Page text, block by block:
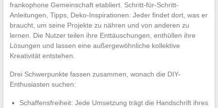
frankophone Gemeinschaft etabliert. Schritt-für-Schritt-
Anleitungen, Tipps, Deko-Inspirationen: Jeder findet dort, was er
braucht, um seine Projekte zu nähren und von anderen zu
lernen. Die Nutzer teilen ihre Enttäuschungen, enthüllen ihre
Lösungen und lassen eine außergewöhnliche kollektive
Kreativität entstehen.
Drei Schwerpunkte fassen zusammen, wonach die DIY-
Enthusiasten suchen:
Schaffensfreiheit: Jede Umsetzung trägt die Handschrift ihres